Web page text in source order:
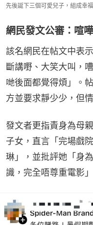
先後誕下三個可愛兒子，組成幸
網民發文公審：喧
該名網民在帖文中表
斷講嘢、大笑大叫，
哋後面都覺得煩」。
方並要求靜少少，但
發文者更指責身為母
子女，直言「完場戲
琳」，並批評她「身
識，完全唔尊重電影」